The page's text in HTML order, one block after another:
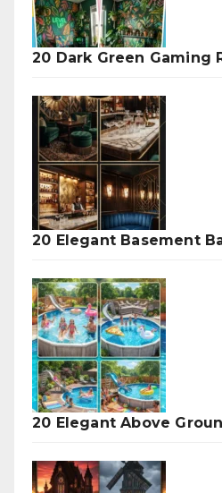
20 Dark Green Gaming
20 Elegant Basement
20 Elegant Above